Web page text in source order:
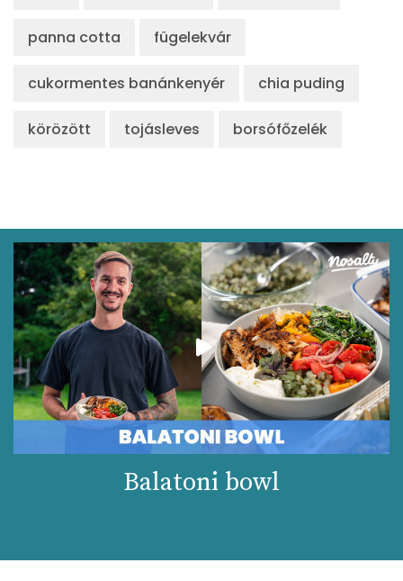
panna cotta fügelekvár
cukormentes banánkenyér chia puding
körözött tojásleves borsófőzelék
Balatoni bowl